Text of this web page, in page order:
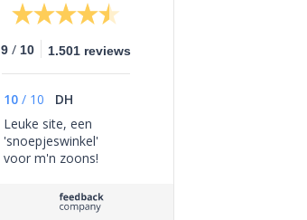
9 / 10 1.501 reviews
10 / 10
DH
Leuke site, een
'snoepjeswinkel'
voor m'n zoons!
eenvoudig en de
bestelling was